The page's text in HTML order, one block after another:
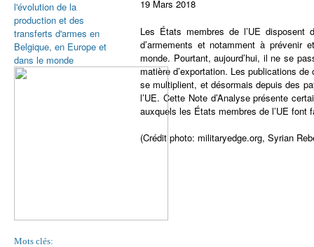
19 Mars 2018
Les États membres de l’UE disposent
d’armements et notamment à prévenir
monde. Pourtant, aujourd’hui, il ne se
matière d’exportation. Les publications
se multiplient, et désormais depuis des
l’UE. Cette Note d’Analyse présente
auxquels les États membres de l’UE font
(Crédit photo: militaryedge.org, Syrian
l'évolution de la
production et des
transferts d'armes en
Belgique, en Europe et
dans le monde
Mots clés: